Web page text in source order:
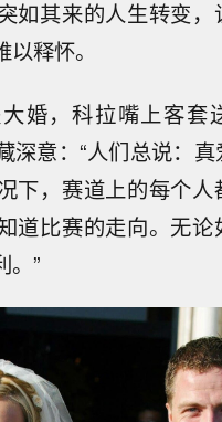
如其来的人生转变，
释怀。
婚，科拉嘴上客套
深意：“人们总说：
下，赛道上的每个人
道比赛的走向。无论
。”